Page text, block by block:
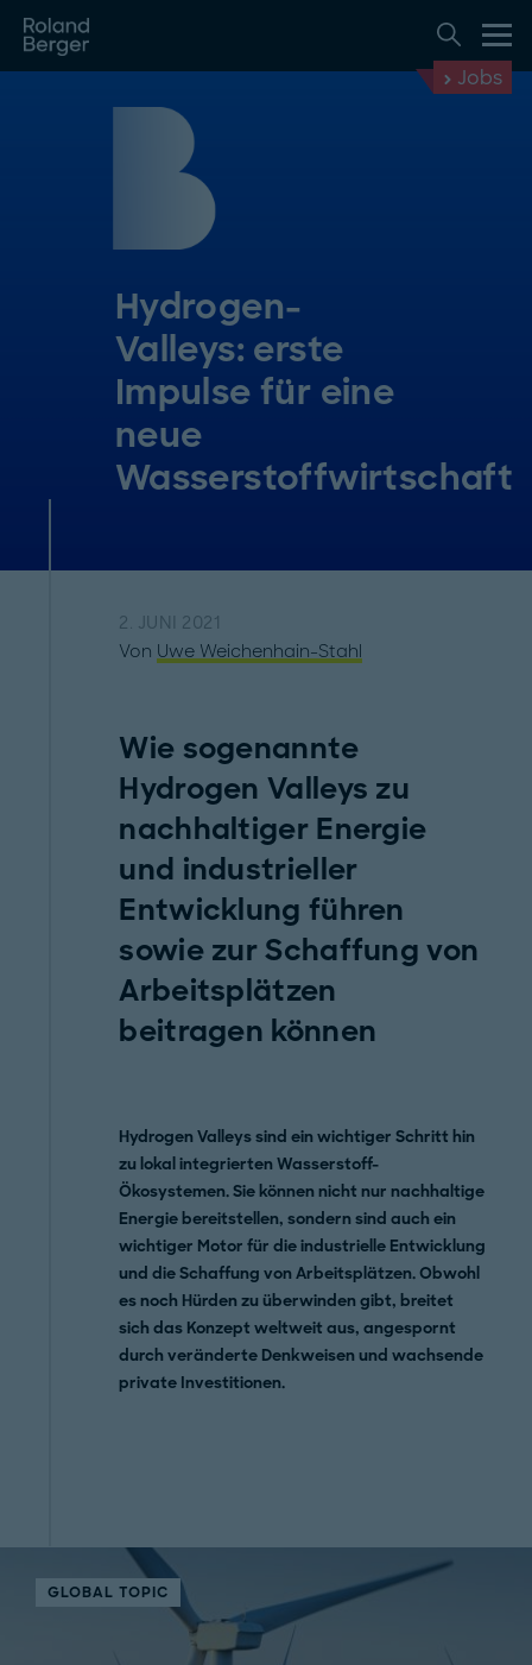
Jobs
Hydrogen-
Valleys: erste
Impulse für eine
neue
Wasserstoffwirtschaft
2. JUNI 2021
Von Uwe Weichenhain-Stahl
Wie sogenannte
Hydrogen Valleys zu
nachhaltiger Energie
und industrieller
Entwicklung führen
sowie zur Schaffung von
Arbeitsplätzen
beitragen können
Hydrogen Valleys sind ein wichtiger Schritt hin
zu lokal integrierten Wasserstoff-
Ökosystemen. Sie können nicht nur nachhaltige
Energie bereitstellen, sondern sind auch ein
wichtiger Motor für die industrielle Entwicklung
und die Schaffung von Arbeitsplätzen. Obwohl
es noch Hürden zu überwinden gibt, breitet
sich das Konzept weltweit aus, angespornt
durch veränderte Denkweisen und wachsende
private Investitionen.
GLOBAL TOPIC